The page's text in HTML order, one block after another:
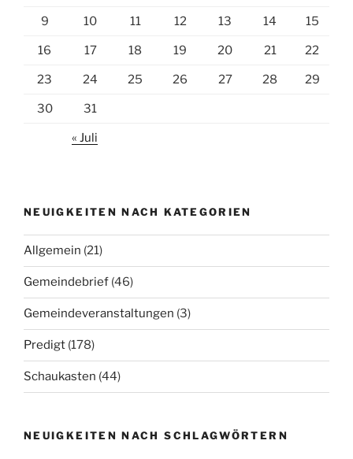
9 10 11 12 13 14 15
16 17 18 19 20 21 22
23 24 25 26 27 28 29
30 31
« Juli
NEUIGKEITEN NACH KATEGORIEN
Allgemein (21)
Gemeindebrief (46)
Gemeindeveranstaltungen (3)
Predigt (178)
Schaukasten (44)
NEUIGKEITEN NACH SCHLAGWÖRTERN